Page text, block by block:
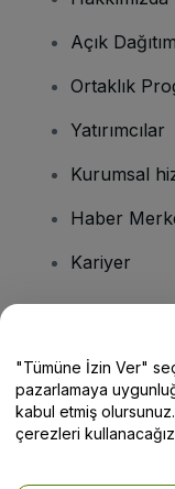
Açık Dağıtım
Ortaklık
Yatırımcılar
Kurumsal
Haber
Kariyer
Yardım
"Tümüne İzin Ver"
pazarlamaya
kabul etmiş
çerezleri